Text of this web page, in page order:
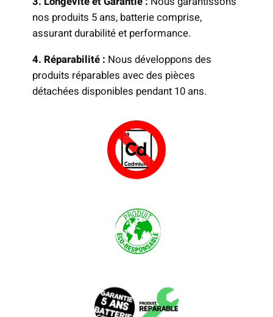
nos produits 5 ans, batterie comprise,
assurant durabilité et performance.
4. Réparabilité : Nous développons des
produits réparables avec des pièces
détachées disponibles pendant 10 ans.